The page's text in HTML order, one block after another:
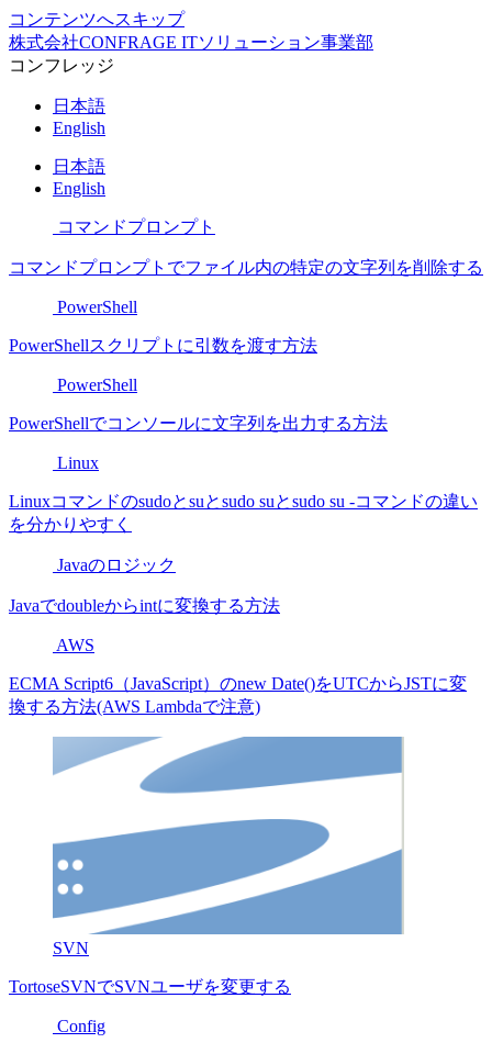
コンテンツへスキップ
株式会社CONFRAGE ITソリューション事業部
コンフレッジ
日本語
English
日本語
English
コマンドプロンプト
コマンドプロンプトでファイル内の特定の文字列を削除する
PowerShell
PowerShellスクリプトに引数を渡す方法
PowerShell
PowerShellでコンソールに文字列を出力する方法
Linux
Linuxコマンドのsudoとsuとsudo suとsudo su -コマンドの違い
を分かりやすく
Javaのロジック
Javaでdoubleからintに変換する方法
AWS
ECMA Script6（JavaScript）のnew Date()をUTCからJSTに変
換する方法(AWS Lambdaで注意)
SVN
TortoseSVNでSVNユーザを変更する
Config